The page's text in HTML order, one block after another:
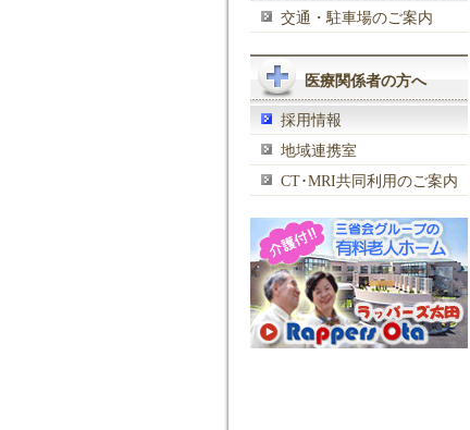
交通・駐車場のご案内
医療関係者の方へ
採用情報
地域連携室
CT･MRI共同利用のご案内